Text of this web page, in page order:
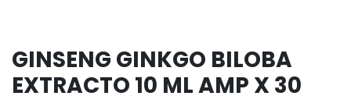
GINSENG GINKGO BILOBA
EXTRACTO 10 ML AMP X 30